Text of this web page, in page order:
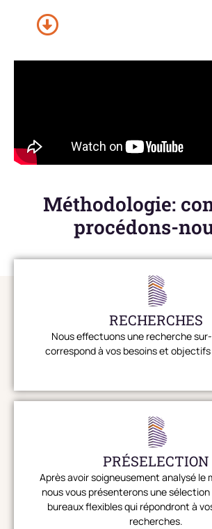
Méthodologie:
procédons-
RECHERCHES
Nous effectuons une recherche
correspond à vos besoins et
PRÉSELECTION
Après avoir soigneusement analysé le
nous vous présenterons une
bureaux flexibles qui répondront à
recherches.